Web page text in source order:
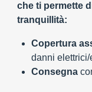
che ti permette
tranquillità:
Copertura
danni
Consegna